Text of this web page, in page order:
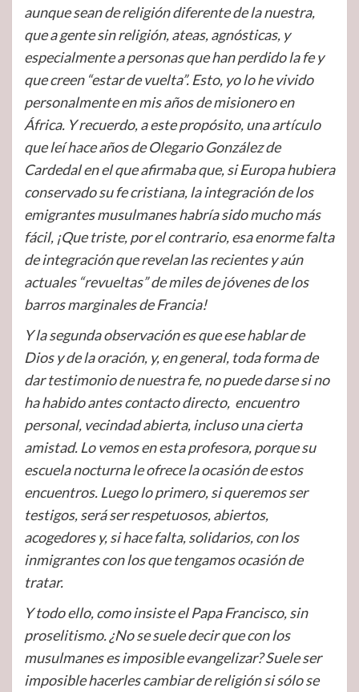
aunque sean de religión diferente de la nuestra,
que a gente sin religión, ateas, agnósticas, y
especialmente a personas que han perdido la fe y
que creen “estar de vuelta”. Esto, yo lo he vivido
personalmente en mis años de misionero en
África. Y recuerdo, a este propósito, una artículo
que leí hace años de Olegario González de
Cardedal en el que afirmaba que, si Europa hubiera
conservado su fe cristiana, la integración de los
emigrantes musulmanes habría sido mucho más
fácil, ¡Que triste, por el contrario, esa enorme falta
de integración que revelan las recientes y aún
actuales “revueltas” de miles de jóvenes de los
barros marginales de Francia!
Y la segunda observación es que ese hablar de
Dios y de la oración, y, en general, toda forma de
dar testimonio de nuestra fe, no puede darse si no
ha habido antes contacto directo, encuentro
personal, vecindad abierta, incluso una cierta
amistad. Lo vemos en esta profesora, porque su
escuela nocturna le ofrece la ocasión de estos
encuentros. Luego lo primero, si queremos ser
testigos, será ser respetuosos, abiertos,
acogedores y, si hace falta, solidarios, con los
inmigrantes con los que tengamos ocasión de
tratar.
Y todo ello, como insiste el Papa Francisco, sin
proselitismo. ¿No se suele decir que con los
musulmanes es imposible evangelizar? Suele ser
imposible hacerles cambiar de religión si sólo se